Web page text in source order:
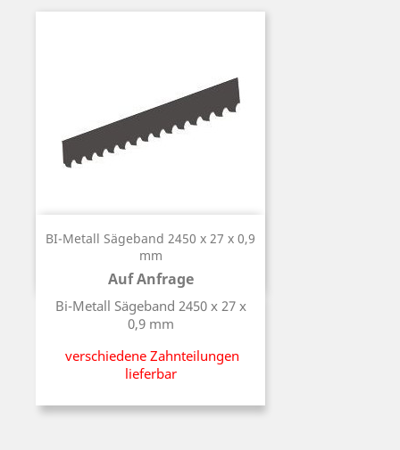
BI-Metall Sägeband 2450 x 27 x 0,9
mm
Auf Anfrage
Preis
Bi-Metall Sägeband 2450 x 27 x
0,9 mm
verschiedene Zahnteilungen
lieferbar